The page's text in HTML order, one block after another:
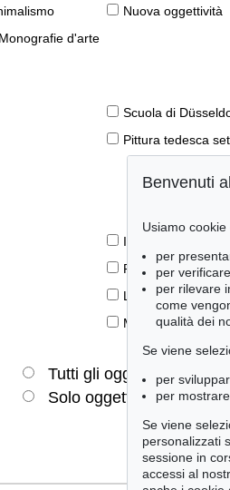
Nuova oggettività
d'arte
Scuola di
Pittura tedesca
Il libro e la
Prime edizioni
Lifestyle
Meraviglie della
Tutti gli oggetti
Solo oggetti venduti
Benvenuti
Usiamo cookie
per
per
per rilevare
come
qualità dei
Se viene
per
per
Se viene
personalizzati
sessione in
accessi al